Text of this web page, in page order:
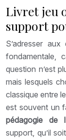
Livret jeu
support
S’adresser
fondamentale,
question n’est
mais lesquels
classique entre
est souvent un
pédagogie de
support, qu’il